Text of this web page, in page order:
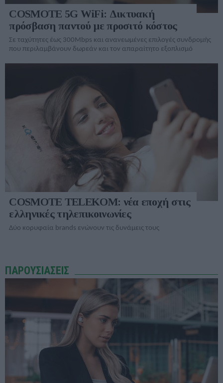
COSMOTE 5G WiFi: Δικτυακή
πρόσβαση παντού με προσιτό κόστος
Σε ταχύτητες έως 300Mbps και ανανεωμένες επιλογές συνδρομής
που περιλαμβάνουν δωρεάν και τον απαραίτητο εξοπλισμό
COSMOTE TELEKOM: νέα εποχή στις
ελληνικές τηλεπικοινωνίες
Δύο κορυφαία brands ενώνουν τις δυνάμεις τους
ΠΑΡΟΥΣΙΑΣΕΙΣ